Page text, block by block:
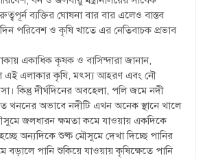
ব্যক্তির ঘোষনা বার বার এলেও বাস্তব
পরিবেশ ও কৃষি খাতে এর নেতিবাচক প্রভাব
একাধিক কৃষক ও বাসিন্দারা জানান,
এই এলাকার কৃষি, মৎস্য আহরণ এবং নৌ
কিন্তু দীর্ঘদিনের অবহেলা, পলি জমে নদী
খননের অভাবে নদীটি এখন অনেক স্থানে খালে
জলধারন ক্ষমতা কমে যাওয়ায় একদিকে
অন্যদিকে শুষ্ক মৌসুমে দেখা দিচ্ছে পানির
বড়ালে পানি শুকিয়ে যাওয়ায় কৃষিক্ষেতে পানি